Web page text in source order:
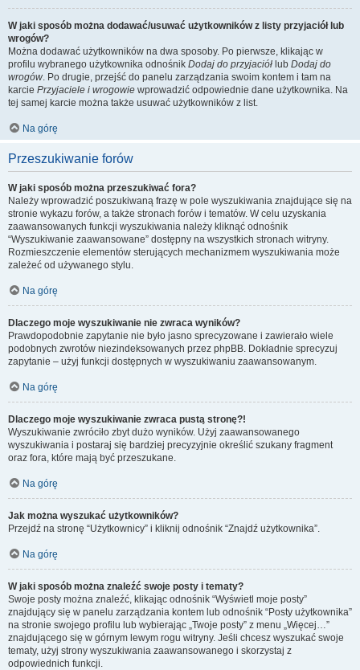
W jaki sposób można dodawać/usuwać użytkowników z listy przyjaciół lub
wrogów?
Można dodawać użytkowników na dwa sposoby. Po pierwsze, klikając w
profilu wybranego użytkownika odnośnik Dodaj do przyjaciół lub Dodaj do
wrogów. Po drugie, przejść do panelu zarządzania swoim kontem i tam na
karcie Przyjaciele i wrogowie wprowadzić odpowiednie dane użytkownika. Na
tej samej karcie można także usuwać użytkowników z list.
Na górę
Przeszukiwanie forów
W jaki sposób można przeszukiwać fora?
Należy wprowadzić poszukiwaną frazę w pole wyszukiwania znajdujące się na
stronie wykazu forów, a także stronach forów i tematów. W celu uzyskania
zaawansowanych funkcji wyszukiwania należy kliknąć odnośnik
“Wyszukiwanie zaawansowane” dostępny na wszystkich stronach witryny.
Rozmieszczenie elementów sterujących mechanizmem wyszukiwania może
zależeć od używanego stylu.
Na górę
Dlaczego moje wyszukiwanie nie zwraca wyników?
Prawdopodobnie zapytanie nie było jasno sprecyzowane i zawierało wiele
podobnych zwrotów niezindeksowanych przez phpBB. Dokładnie sprecyzuj
zapytanie – użyj funkcji dostępnych w wyszukiwaniu zaawansowanym.
Na górę
Dlaczego moje wyszukiwanie zwraca pustą stronę?!
Wyszukiwanie zwróciło zbyt dużo wyników. Użyj zaawansowanego
wyszukiwania i postaraj się bardziej precyzyjnie określić szukany fragment
oraz fora, które mają być przeszukane.
Na górę
Jak można wyszukać użytkowników?
Przejdź na stronę “Użytkownicy” i kliknij odnośnik “Znajdź użytkownika”.
Na górę
W jaki sposób można znaleźć swoje posty i tematy?
Swoje posty można znaleźć, klikając odnośnik “Wyświetl moje posty”
znajdujący się w panelu zarządzania kontem lub odnośnik “Posty użytkownika”
na stronie swojego profilu lub wybierając „Twoje posty” z menu „Więcej…”
znajdującego się w górnym lewym rogu witryny. Jeśli chcesz wyszukać swoje
tematy, użyj strony wyszukiwania zaawansowanego i skorzystaj z
odpowiednich funkcji.